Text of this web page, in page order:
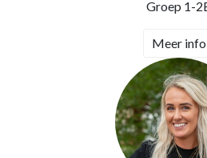
Groep 1-
Meer info